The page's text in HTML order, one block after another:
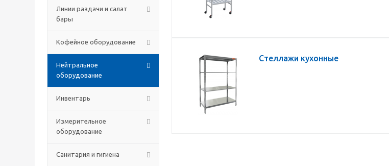
Линии раздачи и салат
бары
Кофейное оборудование
Нейтральное
оборудование
Инвентарь
Измерительное
оборудование
Санитария и гигиена
Стеллажи кухонные